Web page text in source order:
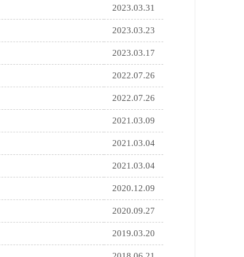
2023.03.31
2023.03.23
2023.03.17
2022.07.26
2022.07.26
2021.03.09
2021.03.04
2021.03.04
2020.12.09
2020.09.27
2019.03.20